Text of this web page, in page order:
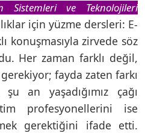
Sistemleri ve Teknolojileri
için yüzme dersleri: E-
konuşmasıyla zirvede söz
Her zaman farklı değil,
fayda zaten farkı
an yaşadığımız çağı
profesyonellerini ise
gerektiğini ifade etti.